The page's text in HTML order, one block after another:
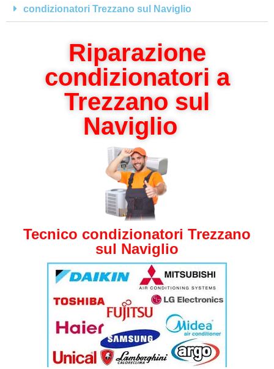
condizionatori Trezzano sul Naviglio
Riparazione
condizionatori a
Trezzano sul
Naviglio
Tecnico condizionatori Trezzano
sul Naviglio